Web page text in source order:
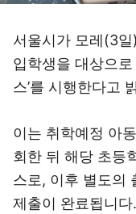
서울시가 모레(3
입학생을 대상으
스’를 시행한다고
이는 취학예정 아
회한 뒤 해당 초등
스로, 이후 별도의
제출이 완료됩니다.